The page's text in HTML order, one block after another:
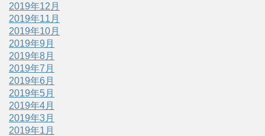
2019年12月
2019年11月
2019年10月
2019年9月
2019年8月
2019年7月
2019年6月
2019年5月
2019年4月
2019年3月
2019年1月